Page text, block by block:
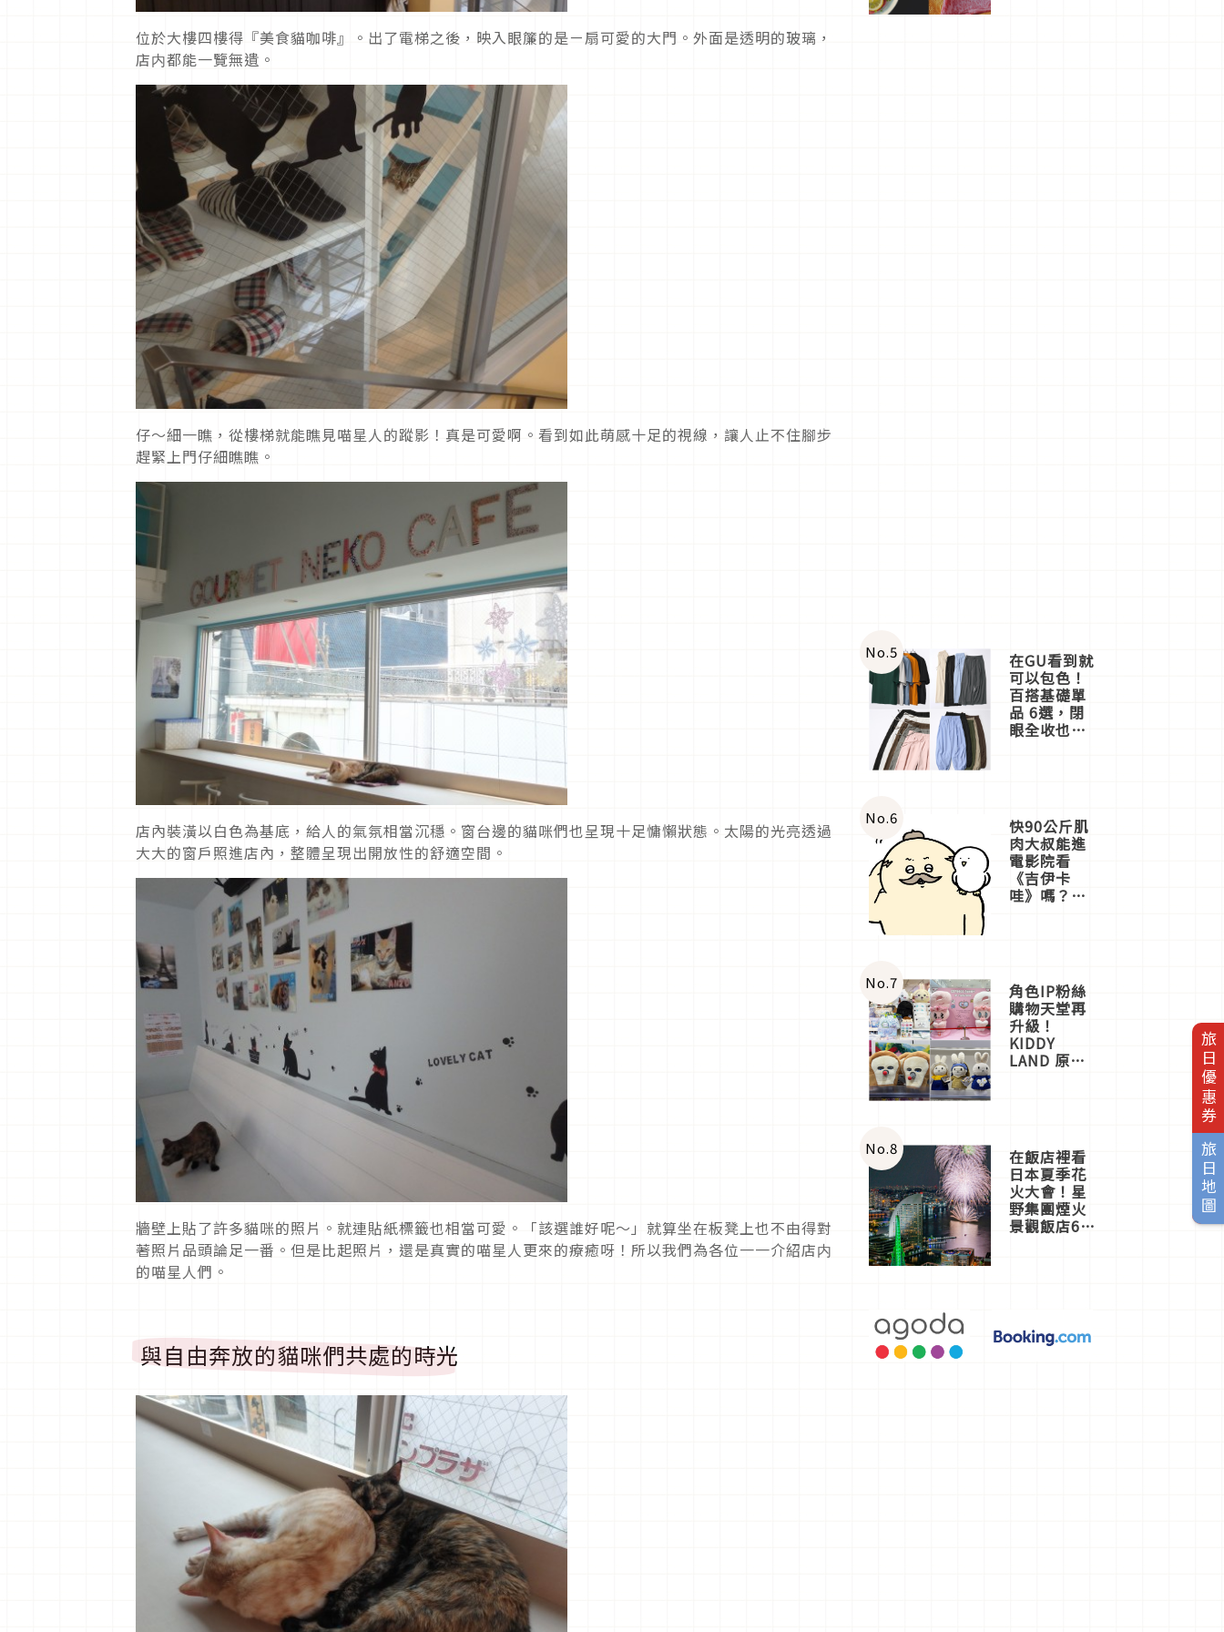
旅日優惠券
旅日地圖
位於大樓四樓得『美食貓咖啡』。出了電梯之後，映入眼簾的是ㄧ扇可愛的大門。外面是透明的玻璃，
店内都能一覽無遺。
仔～細一瞧，從樓梯就能瞧見喵星人的蹤影！真是可愛啊。看到如此萌感十足的視線，讓人止不住腳步
趕緊上門仔細瞧瞧。
店內裝潢以白色為基底，給人的氣氛相當沉穩。窗台邊的貓咪們也呈現十足慵懶狀態。太陽的光亮透過
大大的窗戶照進店內，整體呈現出開放性的舒適空間。
牆壁上貼了許多貓咪的照片。就連貼紙標籤也相當可愛。「該選誰好呢〜」就算坐在板凳上也不由得對
著照片品頭論足一番。但是比起照片，還是真實的喵星人更來的療癒呀！所以我們為各位一一介紹店内
的喵星人們。
與自由奔放的貓咪們共處的時光
No.5 在GU看到就
可以包色！
百搭基礎單
品 6選，閉
眼全收也不
No.6 快90公斤肌
肉大叔能進
電影院看
《吉伊卡
哇》嗎？日
一同給出了
答案
No.7 角色IP粉絲
購物天堂再
升級！
KIDDY
LAND 原宿
店3分即達
No.8 在飯店裡看
日本夏季花
火大會！星
野集團煙火
景觀飯店6